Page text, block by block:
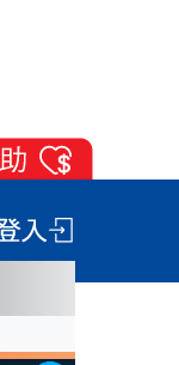
聯絡我們